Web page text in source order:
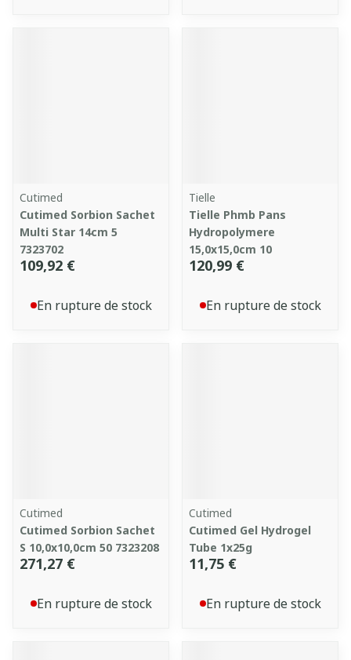
Cutimed
Cutimed Sorbion Sachet
Multi Star 14cm 5
7323702
109,92 €
En rupture de stock
Tielle
Tielle Phmb Pans
Hydropolymere
15,0x15,0cm 10
120,99 €
En rupture de stock
Cutimed
Cutimed Sorbion Sachet
S 10,0x10,0cm 50 7323208
271,27 €
En rupture de stock
Cutimed
Cutimed Gel Hydrogel
Tube 1x25g
11,75 €
En rupture de stock